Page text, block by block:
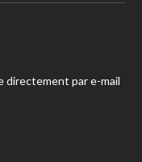
directement par e-mail